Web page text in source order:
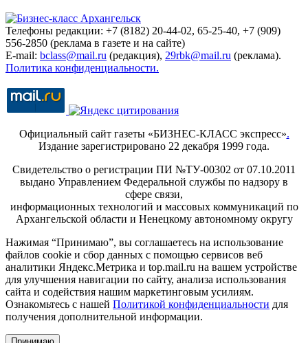
Телефоны редакции: +7 (8182) 20-44-02, 65-25-40, +7 (909)
556-2850 (реклама в газете и на сайте)
E-mail: bclass@mail.ru (редакция), 29rbk@mail.ru (реклама).
Политика конфиденциальности.
Официальный сайт газеты «БИЗНЕС-КЛАСС экспресс».
Издание зарегистрировано 22 декабря 1999 года.
Свидетельство о регистрации ПИ №ТУ-00302 от 07.10.2011
выдано Управлением Федеральной службы по надзору в
сфере связи,
информационных технологий и массовых коммуникаций по
Архангельской области и Ненецкому автономному округу
Нажимая “Принимаю”, вы соглашаетесь на использование
файлов cookie и сбор данных с помощью сервисов веб
аналитики Яндекс.Метрика и top.mail.ru на вашем устройстве
для улучшения навигации по сайту, анализа использования
сайта и содействия нашим маркетинговым усилиям.
Ознакомьтесь с нашей Политикой конфиденциальности для
получения дополнительной информации.